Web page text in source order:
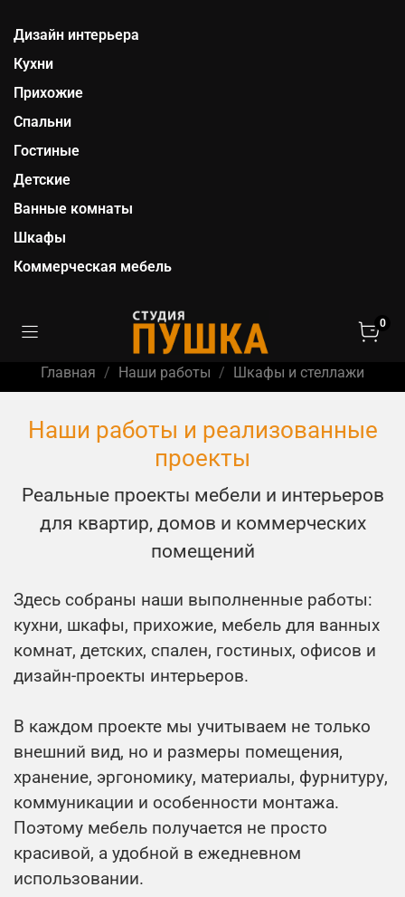
Дизайн интерьера
Кухни
Прихожие
Спальни
Гостиные
Детские
Ванные комнаты
Шкафы
Коммерческая мебель
0
Главная Наши работы Шкафы и стеллажи
Наши работы и реализованные
проекты
Реальные проекты мебели и интерьеров
для квартир, домов и коммерческих
помещений
Здесь собраны наши выполненные работы:
кухни, шкафы, прихожие, мебель для ванных
комнат, детских, спален, гостиных, офисов и
дизайн-проекты интерьеров.
В каждом проекте мы учитываем не только
внешний вид, но и размеры помещения,
хранение, эргономику, материалы, фурнитуру,
коммуникации и особенности монтажа.
Поэтому мебель получается не просто
красивой, а удобной в ежедневном
использовании.